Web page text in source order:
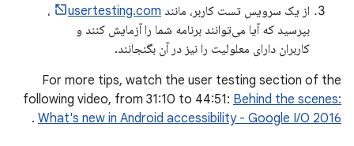
از یک سرویس تست کاربر، مانند usertesting.com
،
بپرسید که آیا می‌توانند برنامه شما را آزمایش کنند و
کاربران دارای معلولیت را نیز در آن بگنجانند.
For more tips, watch the user testing section of the
following video, from 31:10 to 44:51: Behind the scenes:
What's new in Android accessibility - Google I/O 2016
.